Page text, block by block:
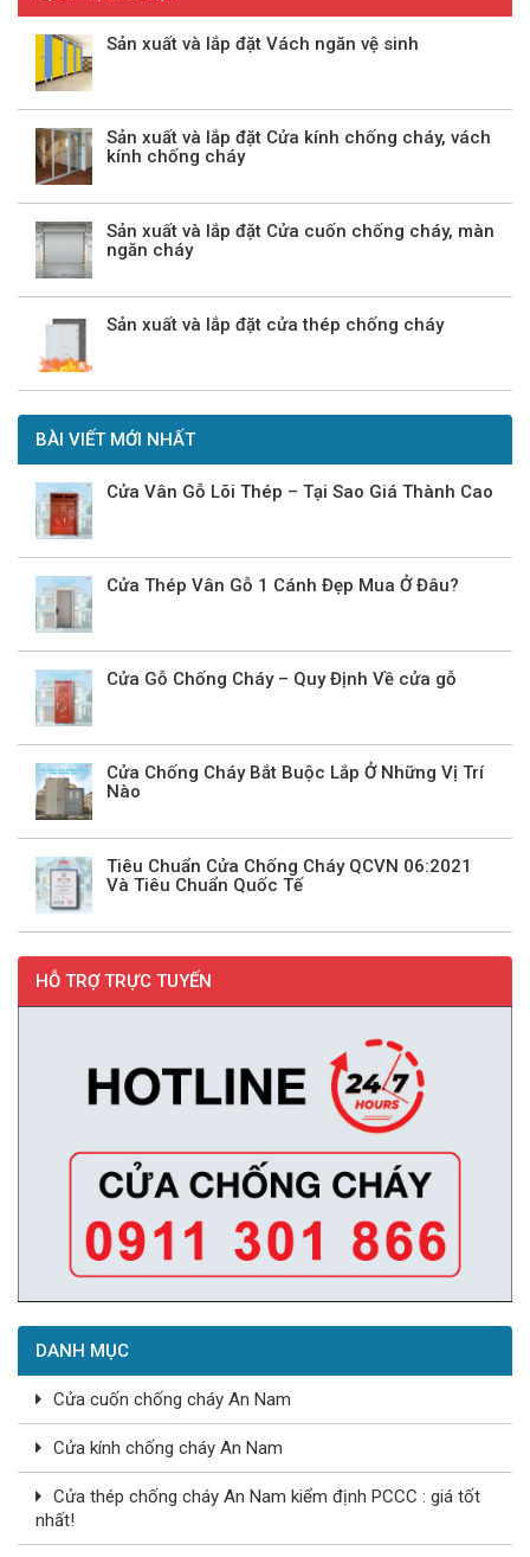
Sản xuất và lắp đặt Vách ngăn vệ sinh
Sản xuất và lắp đặt Cửa kính chống cháy, vách
kính chống cháy
Sản xuất và lắp đặt Cửa cuốn chống cháy, màn
ngăn cháy
Sản xuất và lắp đặt cửa thép chống cháy
BÀI VIẾT MỚI NHẤT
Cửa Vân Gỗ Lõi Thép – Tại Sao Giá Thành Cao
Cửa Thép Vân Gỗ 1 Cánh Đẹp Mua Ở Đâu?
Cửa Gỗ Chống Cháy – Quy Định Về cửa gỗ
Cửa Chống Cháy Bắt Buộc Lắp Ở Những Vị Trí
Nào
Tiêu Chuẩn Cửa Chống Cháy QCVN 06:2021
Và Tiêu Chuẩn Quốc Tế
HỖ TRỢ TRỰC TUYẾN
DANH MỤC
Cửa cuốn chống cháy An Nam
Cửa kính chống cháy An Nam
Cửa thép chống cháy An Nam kiểm định PCCC : giá tốt
nhất!